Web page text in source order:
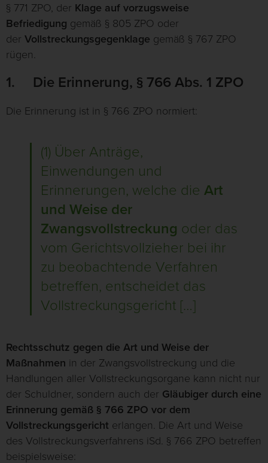
§ 771 ZPO, der Klage auf vorzugsweise
Befriedigung gemäß § 805 ZPO oder
der Vollstreckungsgegenklage gemäß § 767 ZPO
rügen.
1. Die Erinnerung, § 766 Abs. 1 ZPO
Die Erinnerung ist in § 766 ZPO normiert:
(1) Über Anträge,
Einwendungen und
Erinnerungen, welche die Art
und Weise der
Zwangsvollstreckung oder das
vom Gerichtsvollzieher bei ihr
zu beobachtende Verfahren
betreffen, entscheidet das
Vollstreckungsgericht […]
Rechtsschutz gegen die Art und Weise der
Maßnahmen in der Zwangsvollstreckung und die
Handlungen aller Vollstreckungsorgane kann nicht nur
der Schuldner, sondern auch der Gläubiger durch eine
Erinnerung gemäß § 766 ZPO vor dem
Vollstreckungsgericht erlangen. Die Art und Weise
des Vollstreckungsverfahrens iSd. § 766 ZPO betreffen
beispielsweise: